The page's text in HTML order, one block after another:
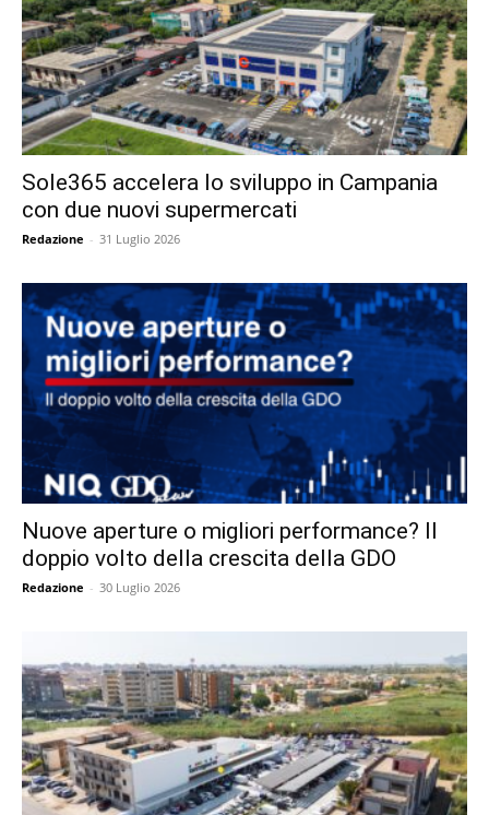
Sole365 accelera lo sviluppo in Campania
con due nuovi supermercati
Redazione - 31 Luglio 2026
Nuove aperture o migliori performance? Il
doppio volto della crescita della GDO
Redazione - 30 Luglio 2026